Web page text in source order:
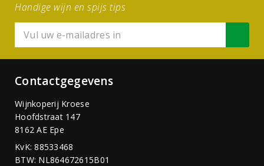
Handige wijn en spijs tips
Contactgegevens
Wijnkoperij Kroese
Hoofdstraat 147
8162 AE Epe
KvK: 88533468
BTW: NL864672615B01